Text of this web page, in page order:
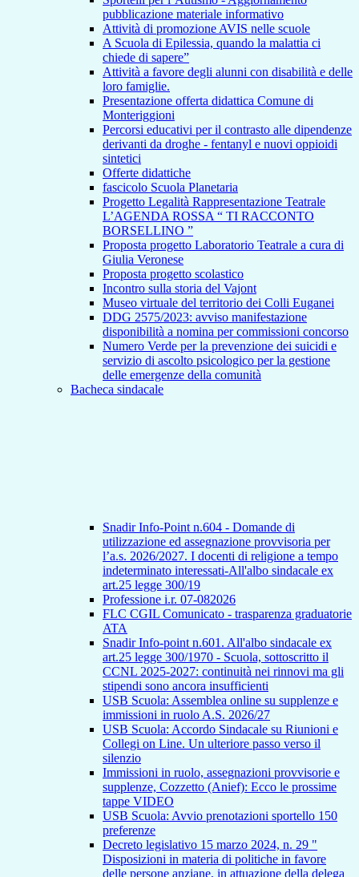
pubblicazione materiale informativo
Attività di promozione AVIS nelle scuole
A Scuola di Epilessia, quando la malattia ci
chiede di sapere”
Attività a favore degli alunni con disabilità e delle
loro famiglie.
Presentazione offerta didattica Comune di
Monteriggioni
Percorsi educativi per il contrasto alle dipendenze
derivanti da droghe - fentanyl e nuovi oppioidi
sintetici
Offerte didattiche
fascicolo Scuola Planetaria
Progetto Legalità Rappresentazione Teatrale
L’AGENDA ROSSA “ TI RACCONTO
BORSELLINO ”
Proposta progetto Laboratorio Teatrale a cura di
Giulia Veronese
Proposta progetto scolastico
Incontro sulla storia del Vajont
Museo virtuale del territorio dei Colli Euganei
DDG 2575/2023: avviso manifestazione
disponibilità a nomina per commissioni concorso
Numero Verde per la prevenzione dei suicidi e
servizio di ascolto psicologico per la gestione
delle emergenze della comunità
Bacheca sindacale
Snadir Info-Point n.604 - Domande di
utilizzazione ed assegnazione provvisoria per
l’a.s. 2026/2027. I docenti di religione a tempo
indeterminato interessati-All'albo sindacale ex
art.25 legge 300/19
Professione i.r. 07-082026
FLC CGIL Comunicato - trasparenza graduatorie
ATA
Snadir Info-point n.601. All'albo sindacale ex
art.25 legge 300/1970 - Scuola, sottoscritto il
CCNL 2025-2027: continuità nei rinnovi ma gli
stipendi sono ancora insufficienti
USB Scuola: Assemblea online su supplenze e
immissioni in ruolo A.S. 2026/27
USB Scuola: Accordo Sindacale su Riunioni e
Collegi on Line. Un ulteriore passo verso il
silenzio
Immissioni in ruolo, assegnazioni provvisorie e
supplenze, Cozzetto (Anief): Ecco le prossime
tappe VIDEO
USB Scuola: Avvio prenotazioni sportello 150
preferenze
Decreto legislativo 15 marzo 2024, n. 29 "
Disposizioni in materia di politiche in favore
delle persone anziane, in attuazione della delega